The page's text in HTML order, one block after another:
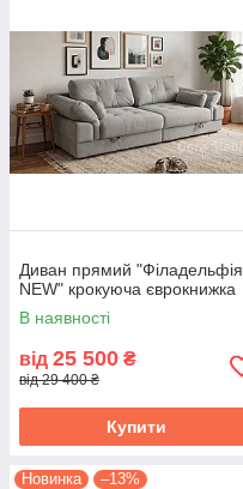
Диван прямий "Філадельфія
NEW" крокуюча єврокнижка
В наявності
від 25 500 ₴
від 29 400 ₴
Купити
Новинка –13%